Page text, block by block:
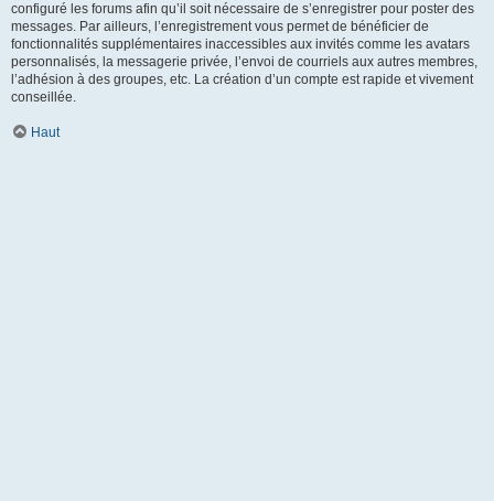
configuré les forums afin qu’il soit nécessaire de s’enregistrer pour poster des
messages. Par ailleurs, l’enregistrement vous permet de bénéficier de
fonctionnalités supplémentaires inaccessibles aux invités comme les avatars
personnalisés, la messagerie privée, l’envoi de courriels aux autres membres,
l’adhésion à des groupes, etc. La création d’un compte est rapide et vivement
conseillée.
Haut